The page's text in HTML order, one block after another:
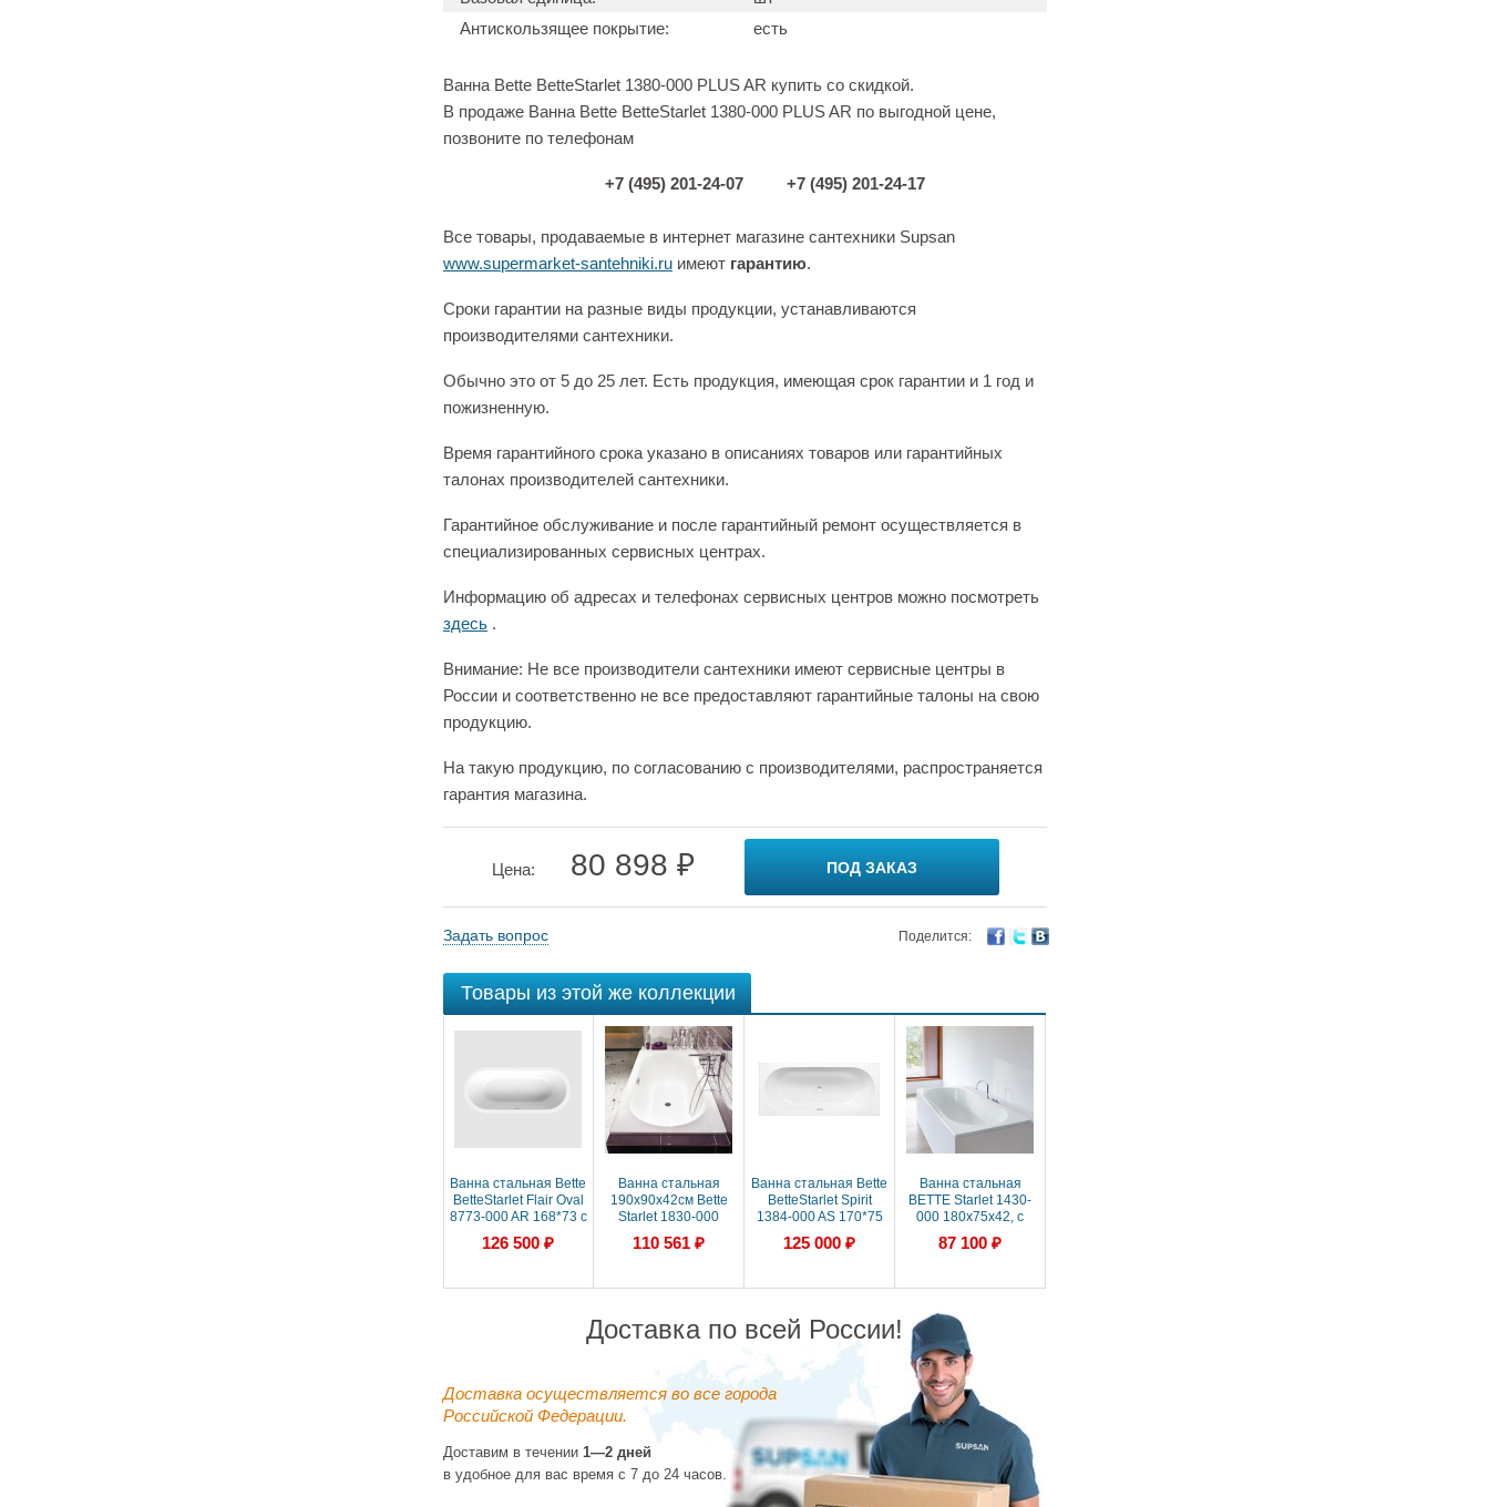
Антискользящее покрытие:
есть
Ванна Bette BetteStarlet 1380-000 PLUS AR купить со скидкой.
В продаже Ванна Bette BetteStarlet 1380-000 PLUS AR по выгодной цене,
позвоните по телефонам
+7 (495) 201-24-07 +7 (495) 201-24-17
Все товары, продаваемые в интернет магазине сантехники Supsan
www.supermarket-santehniki.ru имеют гарантию.
Сроки гарантии на разные виды продукции, устанавливаются
производителями сантехники.
Обычно это от 5 до 25 лет. Есть продукция, имеющая срок гарантии и 1 год и
пожизненную.
Время гарантийного срока указано в описаниях товаров или гарантийных
талонах производителей сантехники.
Гарантийное обслуживание и после гарантийный ремонт осуществляется в
специализированных сервисных центрах.
Информацию об адресах и телефонах сервисных центров можно посмотреть
здесь .
Внимание: Не все производители сантехники имеют сервисные центры в
России и соответственно не все предоставляют гарантийные талоны на свою
продукцию.
На такую продукцию, по согласованию с производителями, распространяется
гарантия магазина.
Цена: 80 898 ₽ ПОД ЗАКАЗ
Задать вопрос Поделится:
Товары из этой же коллекции
Ванна стальная Bette
BetteStarlet Flair Oval
8773-000 AR 168*73 с
антислипом, цвет-
белый
126 500 ₽
Ванна стальная
190х90х42см Bette
Starlet 1830-000
PLUS с
шумоизоляцией
110 561 ₽
Ванна стальная Bette
BetteStarlet Spirit
1384-000 AS 170*75
BetteАнтислип Sense,
цвет-белый
125 000 ₽
Ванна стальная
BETTE Starlet 1430-
000 180х75х42, с
шумоизоляцией,
белая
87 100 ₽
Ванна стальная Bette
Ванна стальная Bette
BetteStarlet 1450-000
Ванна стальная Bette
BetteStarlet Flair Oval
Ванна Bette
BetteStarlet 1630-000
Доставка по всей России!
Доставка осуществляется во все города
Российской Федерации.
Доставим в течении 1—2 дней
в удобное для вас время с 7 до 24 часов.